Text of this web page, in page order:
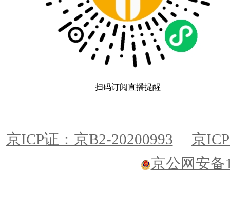
扫码订阅直播提醒
京ICP证：京B2-20200993
京
京公网安备